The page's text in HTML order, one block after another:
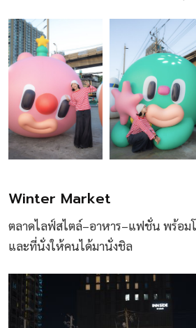
Winter Market
ตลาดไลฟ์สไตล์–อาหาร–แฟชั่น พร้อ
และที่นั่งให้คนได้มานั่งชิล